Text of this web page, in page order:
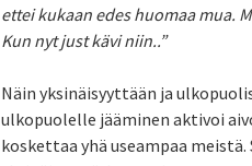
ettei kukaan edes huomaa mua.
Kun nyt just kävi niin..”
Näin yksinäisyyttään ja
ulkopuolelle jääminen aktivoi
koskettaa yhä useampaa